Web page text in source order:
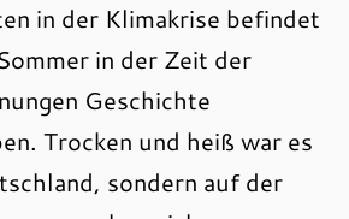
in der Klimakrise befindet
in der Zeit der
Geschichte
Trocken und heiß war es
sondern auf der